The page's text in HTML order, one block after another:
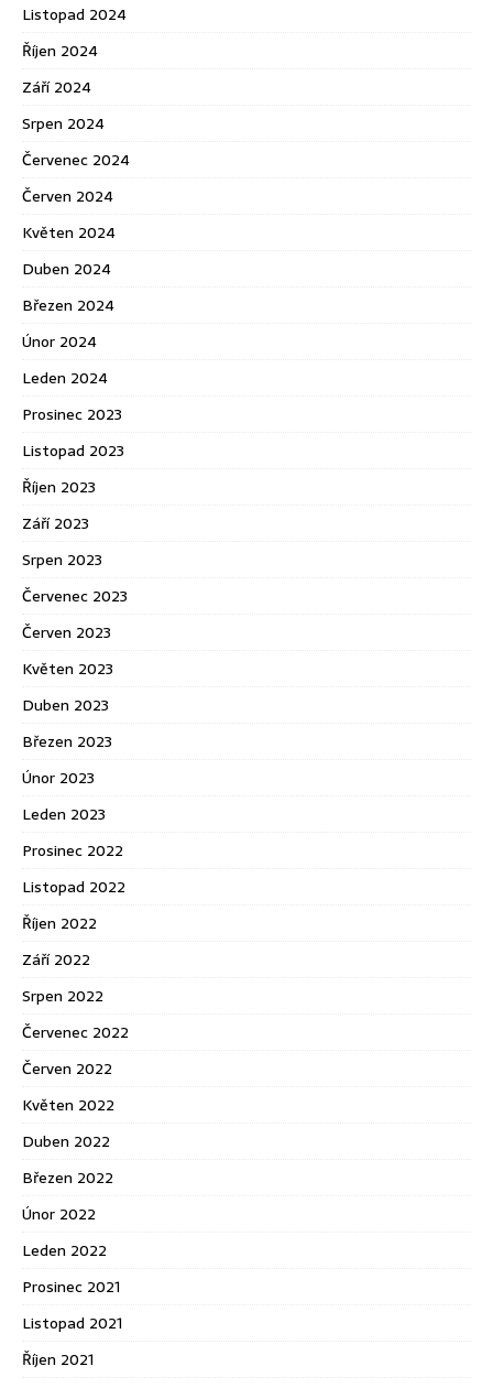
Listopad 2024
Říjen 2024
Září 2024
Srpen 2024
Červenec 2024
Červen 2024
Květen 2024
Duben 2024
Březen 2024
Únor 2024
Leden 2024
Prosinec 2023
Listopad 2023
Říjen 2023
Září 2023
Srpen 2023
Červenec 2023
Červen 2023
Květen 2023
Duben 2023
Březen 2023
Únor 2023
Leden 2023
Prosinec 2022
Listopad 2022
Říjen 2022
Září 2022
Srpen 2022
Červenec 2022
Červen 2022
Květen 2022
Duben 2022
Březen 2022
Únor 2022
Leden 2022
Prosinec 2021
Listopad 2021
Říjen 2021